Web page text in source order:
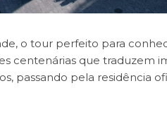
o tour perfeito para
centenárias que traduzem
passando pela residência